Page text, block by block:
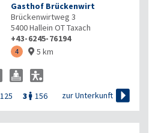
Gasthof Brückenwirt
Brückenwirtweg 3
5400Hallein OT Taxach
+43-6245-76194
4  5 km
125 3  156 zur Unterkunft 